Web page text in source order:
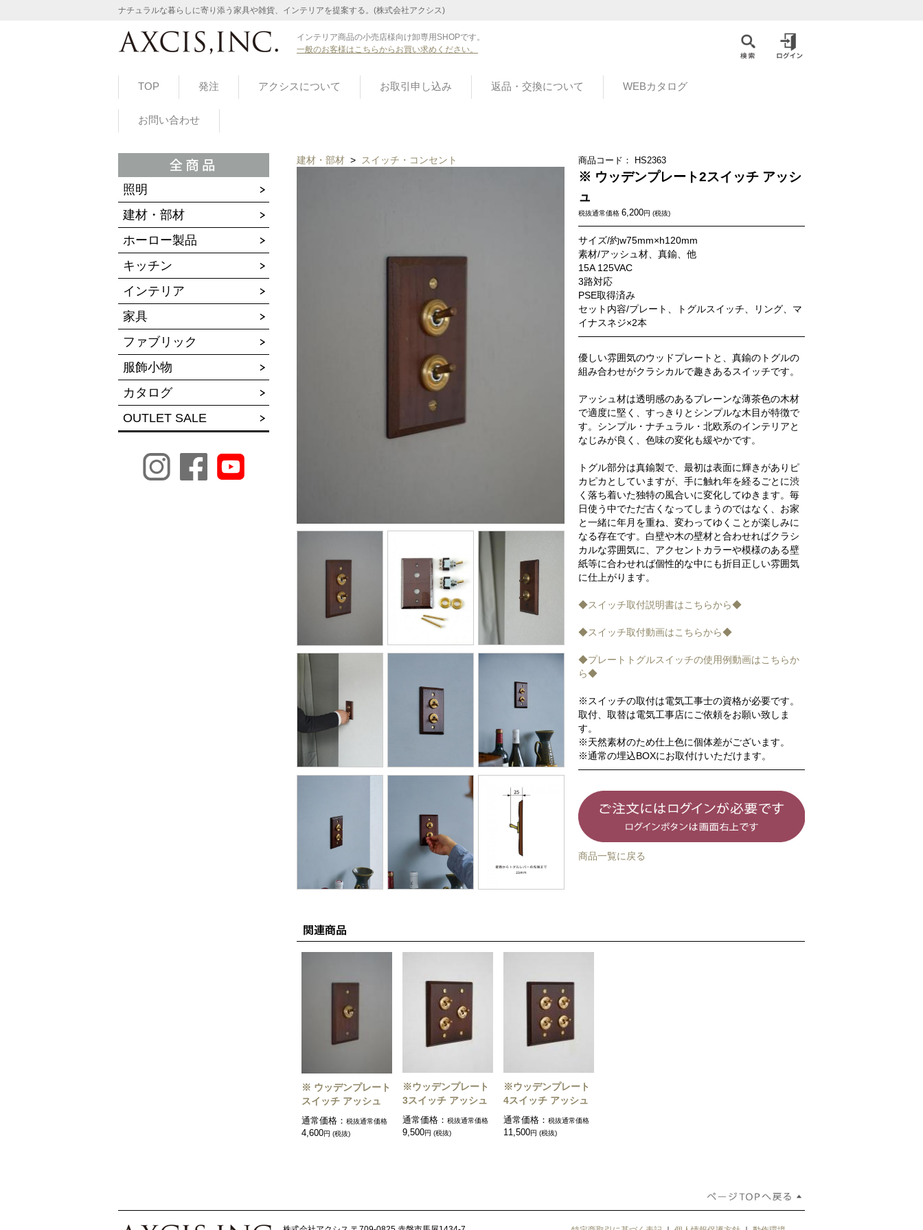
ナチュラルな暮らしに寄り添う家具や雑貨、インテリアを提案する。(株式会社アクシス)
インテリア商品の小売店様向け卸専用SHOPです。
一般のお客様はこちらからお買い求めください。
TOP 発注 アクシスについて お取引申し込み 返品・交換について WEBカタログ
お問い合わせ
照明
建材・部材
ホーロー製品
キッチン
インテリア
家具
ファブリック
服飾小物
カタログ
OUTLET SALE
建材・部材 > スイッチ・コンセント 商品コード： HS2363
※ ウッデンプレート2スイッチ アッシ
ュ
税抜通常価格 6,200円 (税抜)
サイズ/約w75mm×h120mm
素材/アッシュ材、真鍮、他
15A 125VAC
3路対応
PSE取得済み
セット内容/プレート、トグルスイッチ、リング、マ
イナスネジ×2本
優しい雰囲気のウッドプレートと、真鍮のトグルの
組み合わせがクラシカルで趣きあるスイッチです。
アッシュ材は透明感のあるプレーンな薄茶色の木材
で適度に堅く、すっきりとシンプルな木目が特徴で
す。シンプル・ナチュラル・北欧系のインテリアと
なじみが良く、色味の変化も緩やかです。
トグル部分は真鍮製で、最初は表面に輝きがありピ
カピカとしていますが、手に触れ年を経るごとに渋
く落ち着いた独特の風合いに変化してゆきます。毎
日使う中でただ古くなってしまうのではなく、お家
と一緒に年月を重ね、変わってゆくことが楽しみに
なる存在です。白壁や木の壁材と合わせればクラシ
カルな雰囲気に、アクセントカラーや模様のある壁
紙等に合わせれば個性的な中にも折目正しい雰囲気
に仕上がります。
◆スイッチ取付説明書はこちらから◆
◆スイッチ取付動画はこちらから◆
◆プレートトグルスイッチの使用例動画はこちらか
ら◆
※スイッチの取付は電気工事士の資格が必要です。
取付、取替は電気工事店にご依頼をお願い致しま
す。
※天然素材のため仕上色に個体差がございます。
※通常の埋込BOXにお取付けいただけます。
商品一覧に戻る
※ ウッデンプレート
スイッチ アッシュ
通常価格： 税抜通常価格
4,600円 (税抜)
※ウッデンプレート
3スイッチ アッシュ
通常価格：税抜通常価格
9,500円 (税抜)
※ウッデンプレート
4スイッチ アッシュ
通常価格：税抜通常価格
11,500円 (税抜)